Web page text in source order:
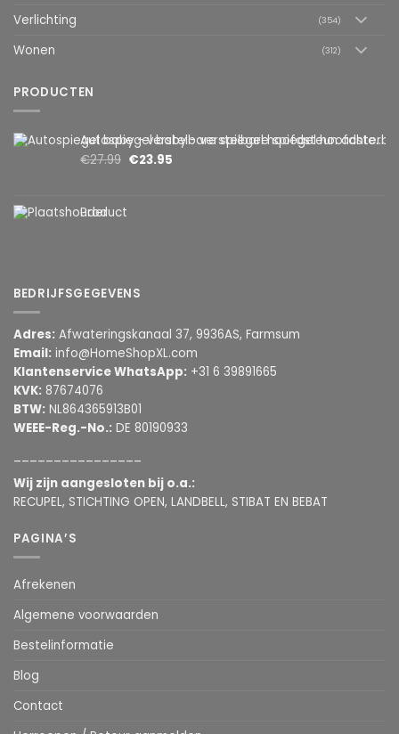
Verlichting (354)
Wonen (312)
PRODUCTEN
Autospiegel baby - verstelbare spiegel hoofdsteun achterbank - veiligheidsspiegel - baby en kids - 19 x 30cm - 360 graden draaibaar - zwart
€27.99 €23.95
Product
BEDRIJFSGEGEVENS
Adres: Afwateringskanaal 37, 9936AS, Farmsum
Email: info@HomeShopXL.com
Klantenservice WhatsApp: +31 6 39891665
KVK: 87674076
BTW: NL864365913B01
WEEE-Reg.-No.: DE 80190933
Wij zijn aangesloten bij o.a.:
RECUPEL, STICHTING OPEN, LANDBELL, STIBAT EN BEBAT
PAGINA’S
Afrekenen
Algemene voorwaarden
Bestelinformatie
Blog
Contact